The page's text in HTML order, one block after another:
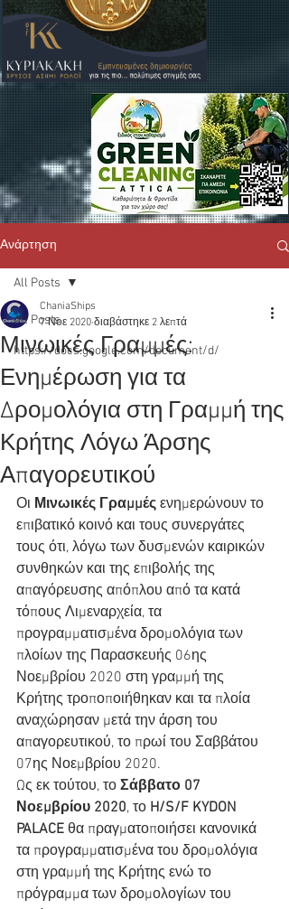
Ανάρτηση
All Posts
https://docs.google.com/document/d/
All Posts
Μινωικές Γραμμές:
Ενημέρωση για τα
Δρομολόγια στη Γραμμή της
Κρήτης Λόγω Άρσης
Απαγορευτικού
ChaniaShips
7 Νοε 2020 διαβάστηκε 2 λεπτά
Οι Μινωικές Γραμμές ενημερώνουν το
επιβατικό κοινό και τους συνεργάτες
τους ότι, λόγω των δυσμενών καιρικών
συνθηκών και της επιβολής της
απαγόρευσης απόπλου από τα κατά
τόπους Λιμεναρχεία, τα
προγραμματισμένα δρομολόγια των
πλοίων της Παρασκευής 06ης
Νοεμβρίου 2020 στη γραμμή της
Κρήτης τροποποιήθηκαν και τα πλοία
αναχώρησαν μετά την άρση του
απαγορευτικού, το πρωί του Σαββάτου
07ης Νοεμβρίου 2020.
Ως εκ τούτου, το Σάββατο 07
Νοεμβρίου 2020, το H/S/F KYDON
PALACE θα πραγματοποιήσει κανονικά
τα προγραμματισμένα του δρομολόγια
στη γραμμή της Κρήτης ενώ το
πρόγραμμα των δρομολογίων του